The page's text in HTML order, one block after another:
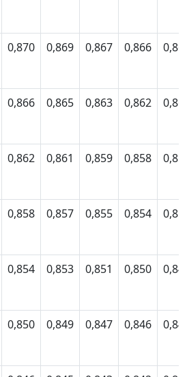
0,870 0,869 0,867 0,866
0,866 0,865 0,863 0,862
0,862 0,861 0,859 0,858
0,858 0,857 0,855 0,854
0,854 0,853 0,851 0,850
0,850 0,849 0,847 0,846